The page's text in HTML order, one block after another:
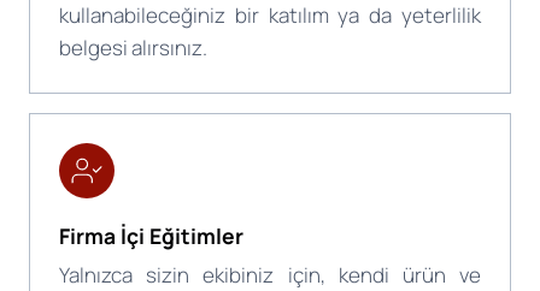
kullanabileceğiniz bir katılım ya da yeterlilik
belgesi alırsınız.
Firma İçi Eğitimler
Yalnızca sizin ekibiniz için, kendi ürün ve